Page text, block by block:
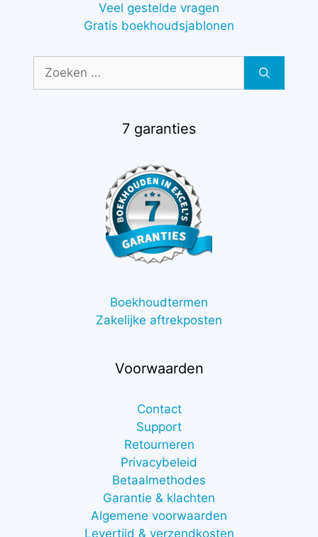
Veel gestelde vragen
Gratis boekhoudsjablonen
Zoek
7 garanties
Boekhoudtermen
Zakelijke aftrekposten
Voorwaarden
Contact
Support
Retourneren
Privacybeleid
Betaalmethodes
Garantie & klachten
Algemene voorwaarden
Levertijd & verzendkosten